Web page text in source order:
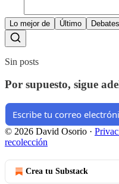
Lo mejor de Último Debates
Sin posts
Por supuesto, sigue
© 2026 David Osorio ·
recolección
Crea tu Substack